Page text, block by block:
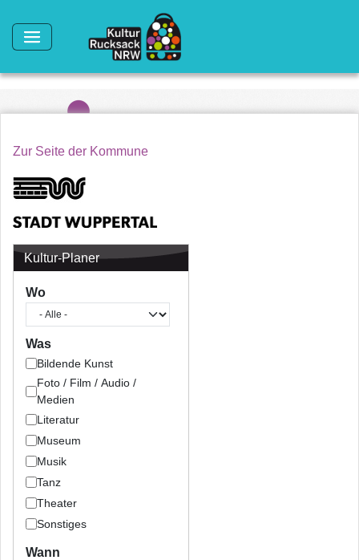
Zur Seite der Kommune
Kultur-Planer
Wo
Was
Bildende Kunst
Foto / Film / Audio /
Medien
Literatur
Museum
Musik
Tanz
Theater
Sonstiges
Wann